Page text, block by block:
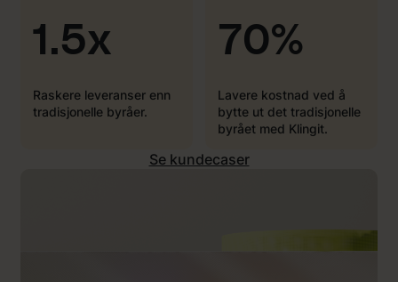
1.5x
Raskere leveranser enn
tradisjonelle byråer.
70%
Lavere kostnad ved å
bytte ut det tradisjonelle
byrået med Klingit.
Se kundecaser